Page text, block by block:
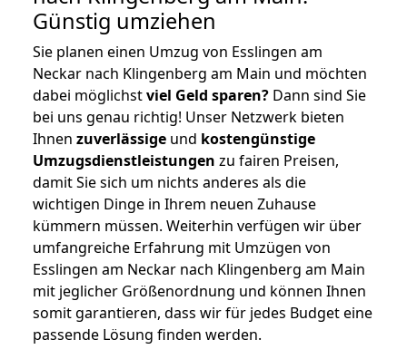
Günstig umziehen
Sie planen einen Umzug von Esslingen am
Neckar nach Klingenberg am Main und möchten
dabei möglichstviel Geld sparen? Dann sind Sie
bei uns genau richtig! Unser Netzwerk bieten
Ihnen zuverlässige und kostengünstige
Umzugsdienstleistungen zu fairen Preisen,
damit Sie sich um nichts anderes als die
wichtigen Dinge in Ihrem neuen Zuhause
kümmern müssen. Weiterhin verfügen wir über
umfangreiche Erfahrung mit Umzügen von
Esslingen am Neckar nach Klingenberg am Main
mit jeglicher Größenordnung und können Ihnen
somit garantieren, dass wir für jedes Budget eine
passende Lösung finden werden.